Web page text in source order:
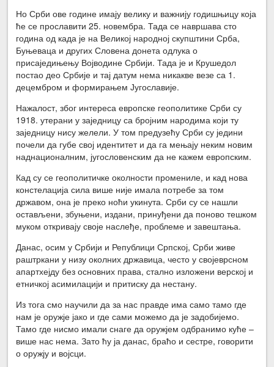
Но Срби ове године имају велику и важнију годишњицу која
ће се прославити 25. новембра. Тада се навршава сто
година од када је на Великој народној скупштини Срба,
Буњеваца и других Словена донета одлука о
присаједињењу Војводине Србији. Тада је и Крушедол
постао део Србије и тај датум нема никакве везе са 1.
децембром и формирањем Југославије.
Нажалост, због интереса европске геополитике Срби су
1918. утерани у заједницу са бројним народима који ту
заједницу нису желели. У том предузећу Срби су једини
почели да губе свој идентитет и да га мењају неким новим
наднационалним, југословенским да не кажем европским.
Кад су се геополитичке околности промениле, и кад нова
констелација сила више није имала потребе за том
државом, она је преко ноћи укинута. Срби су се нашли
остављени, збуњени, издани, принуђени да поново тешком
муком откривају своје наслеђе, проблеме и завештања.
Данас, осим у Србији и Републици Српској, Срби живе
раштркани у низу околних државица, често у својеврсном
апартхејду без основних права, стално изложени верској и
етничкој асимилацији и притиску да нестану.
Из тога смо научили да за нас правде има само тамо где
нам је оружје јако и где сами можемо да је задобијемо.
Тамо где нисмо имали снаге да оружјем одбранимо куће –
више нас нема. Зато ћу ја данас, браћо и сестре, говорити
о оружју и војсци.